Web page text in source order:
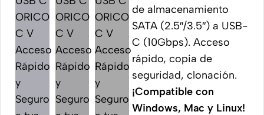
de almacenamiento
SATA (2.5″/3.5″) a USB-
C (10Gbps). Acceso
rápido, copia de
seguridad, clonación.
¡Compatible con
Windows, Mac y Linux!